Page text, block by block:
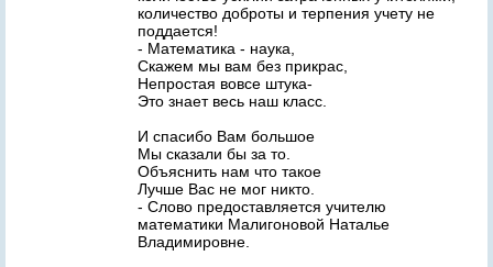
количество доброты и терпения учету не
поддается!
- Математика - наука,
Скажем мы вам без прикрас,
Непростая вовсе штука-
Это знает весь наш класс.
И спасибо Вам большое
Мы сказали бы за то.
Объяснить нам что такое
Лучше Вас не мог никто.
- Слово предоставляется учителю
математики Малигоновой Наталье
Владимировне.